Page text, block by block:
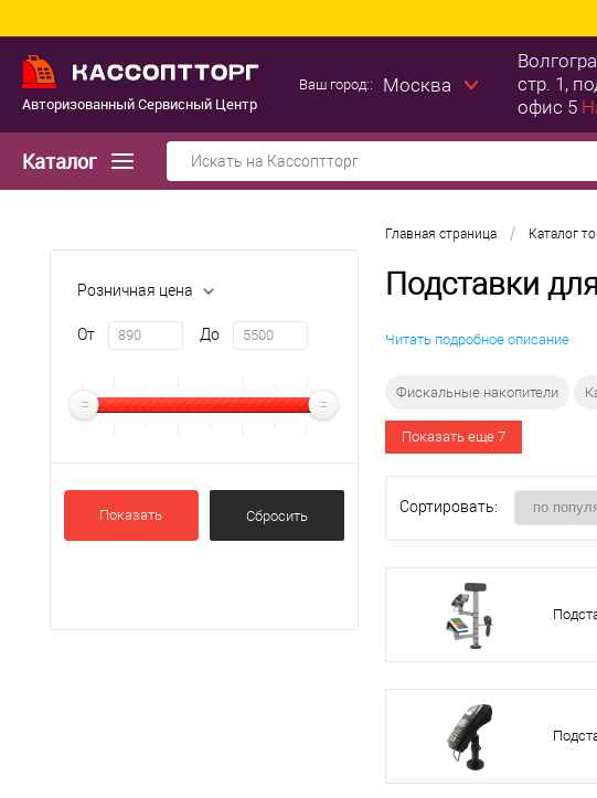
Авторизованный Сервисный Центр
Ваш город:: Москва
стр. 1,
офис 5
Каталог
Розничная цена
От До
Показать
Главная страница / Каталог
Подставки
Читать подробное описание
Фискальные накопители
Показать еще 7
Сортировать: